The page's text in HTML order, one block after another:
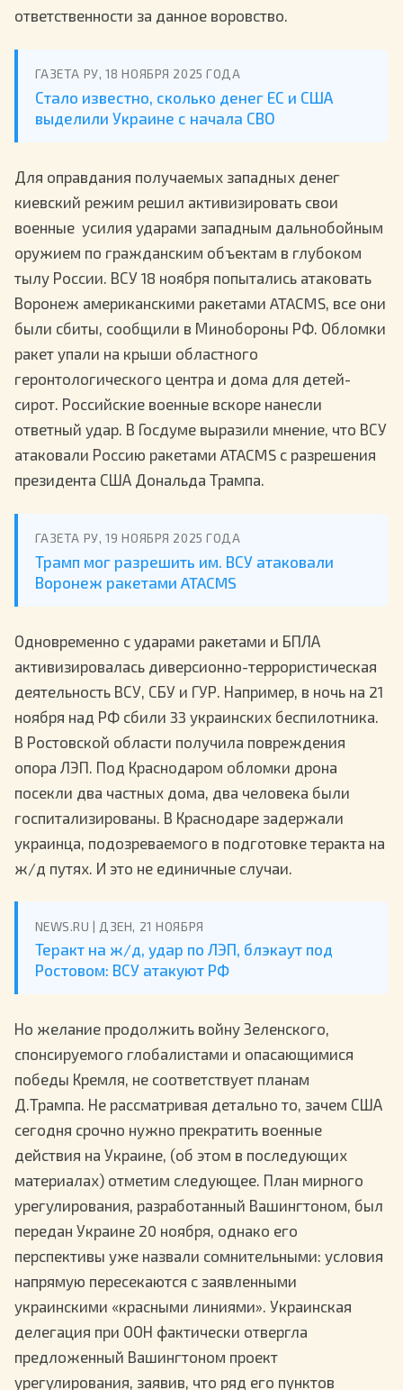
ответственности за данное воровство.
ГАЗЕТА РУ, 18 НОЯБРЯ 2025 ГОДА
Стало известно, сколько денег ЕС и США
выделили Украине с начала СВО
Для оправдания получаемых западных денег
киевский режим решил активизировать свои
военные усилия ударами западным дальнобойным
оружием по гражданским объектам в глубоком
тылу России. ВСУ 18 ноября попытались атаковать
Воронеж американскими ракетами ATACMS, все они
были сбиты, сообщили в Минобороны РФ. Обломки
ракет упали на крыши областного
геронтологического центра и дома для детей-
сирот. Российские военные вскоре нанесли
ответный удар. В Госдуме выразили мнение, что ВСУ
атаковали Россию ракетами ATACMS с разрешения
президента США Дональда Трампа.
ГАЗЕТА РУ, 19 НОЯБРЯ 2025 ГОДА
Трамп мог разрешить им. ВСУ атаковали
Воронеж ракетами ATACMS
Одновременно с ударами ракетами и БПЛА
активизировалась диверсионно-террористическая
деятельность ВСУ, СБУ и ГУР. Например, в ночь на 21
ноября над РФ сбили 33 украинских беспилотника.
В Ростовской области получила повреждения
опора ЛЭП. Под Краснодаром обломки дрона
посекли два частных дома, два человека были
госпитализированы. В Краснодаре задержали
украинца, подозреваемого в подготовке теракта на
ж/д путях. И это не единичные случаи.
NEWS.RU | ДЗЕН, 21 НОЯБРЯ
Теракт на ж/д, удар по ЛЭП, блэкаут под
Ростовом: ВСУ атакуют РФ
Но желание продолжить войну Зеленского,
спонсируемого глобалистами и опасающимися
победы Кремля, не соответствует планам
Д.Трампа. Не рассматривая детально то, зачем США
сегодня срочно нужно прекратить военные
действия на Украине, (об этом в последующих
материалах) отметим следующее. План мирного
урегулирования, разработанный Вашингтоном, был
передан Украине 20 ноября, однако его
перспективы уже назвали сомнительными: условия
напрямую пересекаются с заявленными
украинскими «красными линиями». Украинская
делегация при ООН фактически отвергла
предложенный Вашингтоном проект
урегулирования, заявив, что ряд его пунктов